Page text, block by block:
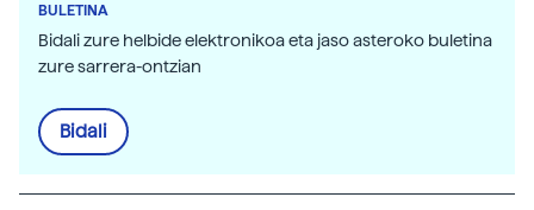
BULETINA
Bidali zure helbide elektronikoa eta jaso asteroko buletina
zure sarrera-ontzian
Bidali